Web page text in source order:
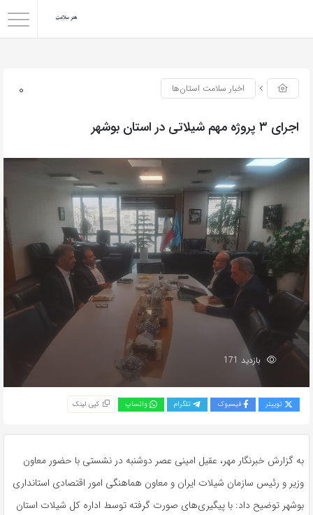
0 اخبار سلامت استان‌ها
اجرای ۳ پروژه مهم شیلاتی در استان بوشهر
بازدید 171
توییتر فیسبوک تلگرام واتساپ کپی لینک
به گزارش خبرنگار مهر، عقیل امینی عصر دوشنبه در نشستی با حضور معاون
وزیر و رئیس سازمان شیلات ایران و معاون هماهنگی امور اقتصادی استانداری
بوشهر توضیح داد: با پیگیری‌های صورت گرفته توسط اداره کل شیلات استان